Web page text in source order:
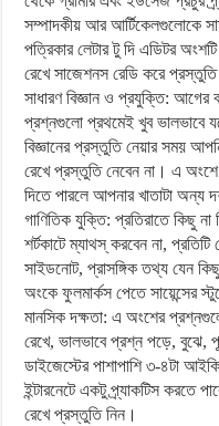
সম্পাদকীয় আর আর্টিকেলগুলোকে
পত্রিকার লেটার টু দি এডিটর
রেখে সাজেশনস রেডি করে প্রস্তুতি
সাধারণ বিজ্ঞান ও প্রযুক্তি:
প্রশ্নগুলো প্রথমেই খুব ভালভাবে
বিজ্ঞানের প্রস্তুতি নেয়ার সময়
রেখে প্রস্তুতি নেবেন না। এ
দিতে পারলে আপনার খাতাটা অন্য
গাণিতিক যুক্তি: প্রতিরাতে কিছু না
শর্টকাটে ম্যাথস্ করবেন না,
সাইডনোট, প্রাসঙ্গিক তথ্য যেন
অংকে ফুলমার্কস পেতে সায়েন্সের
মানসিক দক্ষতা: এ অংশের
রেখে, ভালভাবে প্রশ্ন পড়ে, বুঝে,
ডাইজেস্টের পাশাপাশি ৩-৪টা
ইন্টারনেটে একটু প্র্যাকটিস করতে
রেখে প্রস্তুতি নিন।